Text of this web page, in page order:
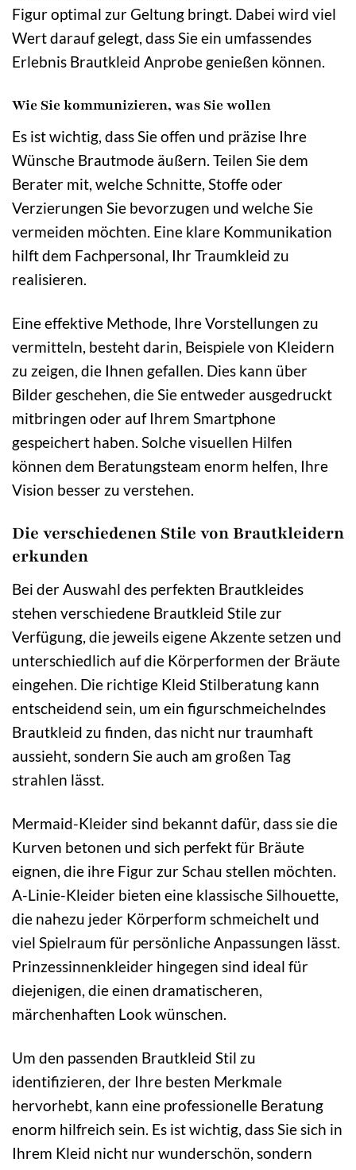
Figur optimal zur Geltung bringt. Dabei wird viel
Wert darauf gelegt, dass Sie ein umfassendes
Erlebnis Brautkleid Anprobe genießen können.
Wie Sie kommunizieren, was Sie wollen
Es ist wichtig, dass Sie offen und präzise Ihre
Wünsche Brautmode äußern. Teilen Sie dem
Berater mit, welche Schnitte, Stoffe oder
Verzierungen Sie bevorzugen und welche Sie
vermeiden möchten. Eine klare Kommunikation
hilft dem Fachpersonal, Ihr Traumkleid zu
realisieren.
Eine effektive Methode, Ihre Vorstellungen zu
vermitteln, besteht darin, Beispiele von Kleidern
zu zeigen, die Ihnen gefallen. Dies kann über
Bilder geschehen, die Sie entweder ausgedruckt
mitbringen oder auf Ihrem Smartphone
gespeichert haben. Solche visuellen Hilfen
können dem Beratungsteam enorm helfen, Ihre
Vision besser zu verstehen.
Die verschiedenen Stile von Brautkleidern
erkunden
Bei der Auswahl des perfekten Brautkleides
stehen verschiedene Brautkleid Stile zur
Verfügung, die jeweils eigene Akzente setzen und
unterschiedlich auf die Körperformen der Bräute
eingehen. Die richtige Kleid Stilberatung kann
entscheidend sein, um ein figurschmeichelndes
Brautkleid zu finden, das nicht nur traumhaft
aussieht, sondern Sie auch am großen Tag
strahlen lässt.
Mermaid-Kleider sind bekannt dafür, dass sie die
Kurven betonen und sich perfekt für Bräute
eignen, die ihre Figur zur Schau stellen möchten.
A-Linie-Kleider bieten eine klassische Silhouette,
die nahezu jeder Körperform schmeichelt und
viel Spielraum für persönliche Anpassungen lässt.
Prinzessinnenkleider hingegen sind ideal für
diejenigen, die einen dramatischeren,
märchenhaften Look wünschen.
Um den passenden Brautkleid Stil zu
identifizieren, der Ihre besten Merkmale
hervorhebt, kann eine professionelle Beratung
enorm hilfreich sein. Es ist wichtig, dass Sie sich in
Ihrem Kleid nicht nur wunderschön, sondern